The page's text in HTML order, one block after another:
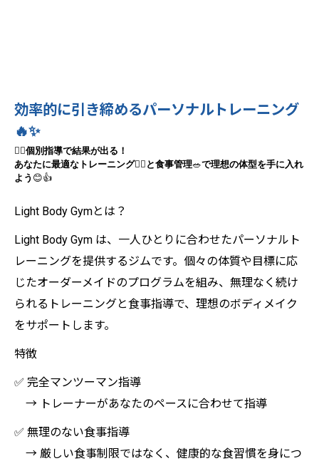
効率的に引き締めるパーソナルトレーニング
🔥✨
🧘‍♀️個別指導で結果が出る！
あなたに最適なトレーニング🏋️‍♂️ と食事管理🥗で理想の体型を手に入れ
よう 😊👍
Light Body Gymとは？
Light Body Gym は、一人ひとりに合わせたパーソナルト
レーニングを提供するジムです。個々の体質や目標に応
じたオーダーメイドのプログラムを組み、無理なく続け
られるトレーニングと食事指導で、理想のボディメイク
をサポートします。
特徴
✅ 完全マンツーマン指導
→ トレーナーがあなたのペースに合わせて指導
✅ 無理のない食事指導
→ 厳しい食事制限ではなく、健康的な食習慣を身につ